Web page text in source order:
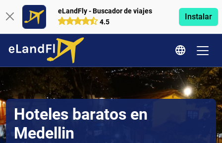
eLandFly - Buscador de viajes
4.5
Instalar
Hoteles baratos en
Medellin